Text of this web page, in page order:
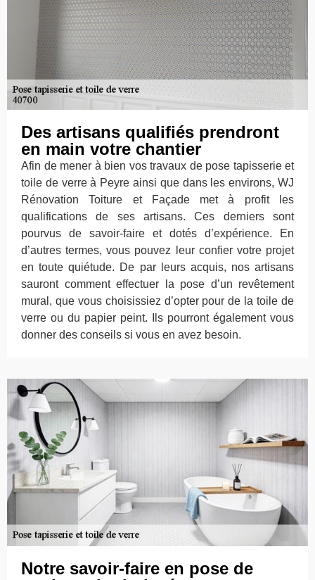
Des artisans qualifiés prendront
en main votre chantier
Afin de mener à bien vos travaux de pose tapisserie et
toile de verre à Peyre ainsi que dans les environs, WJ
Rénovation Toiture et Façade met à profit les
qualifications de ses artisans. Ces derniers sont
pourvus de savoir-faire et dotés d’expérience. En
d’autres termes, vous pouvez leur confier votre projet
en toute quiétude. De par leurs acquis, nos artisans
sauront comment effectuer la pose d’un revêtement
mural, que vous choisissiez d’opter pour de la toile de
verre ou du papier peint. Ils pourront également vous
donner des conseils si vous en avez besoin.
Notre savoir-faire en pose de